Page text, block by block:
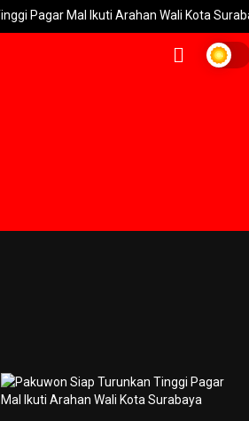
Ikuti Arahan Wali Kota Surabaya